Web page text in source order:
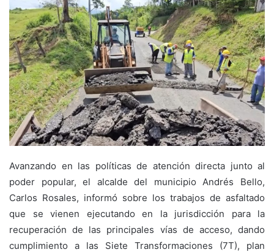
Avanzando en las políticas de atención directa junto al
poder popular, el alcalde del municipio Andrés Bello,
Carlos Rosales, informó sobre los trabajos de asfaltado
que se vienen ejecutando en la jurisdicción para la
recuperación de las principales vías de acceso, dando
cumplimiento a las Siete Transformaciones (7T), plan